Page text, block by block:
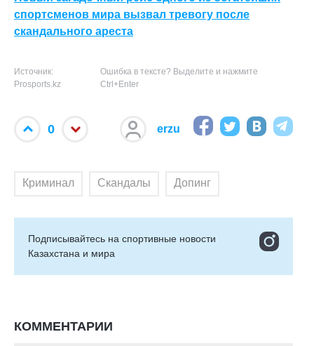
спортсменов мира вызвал тревогу после
скандального ареста
Источник:
Prosports.kz
Ошибка в тексте? Выделите и нажмите
Ctrl+Enter
0 erzu
Криминал Скандалы Допинг
Подписывайтесь на cпортивные новости
Казахстана и мира
КОММЕНТАРИИ